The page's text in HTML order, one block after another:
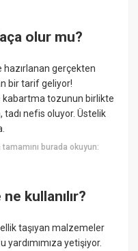
olur mu?
gerçekten
bir tarif geliyor!
kabartma tozunun birlikte
tadı nefis oluyor. Üstelik
tamamını burada okuyun:
kullanılır?
taşıyan malzemeler
yetişiyor.